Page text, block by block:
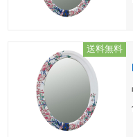
送料無料